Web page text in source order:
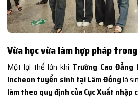
Vừa học vừa làm hợp pháp
Một lợi thế lớn khi Trường Cao
Incheon tuyển sinh tại Lâm Đồnglà
làm theo quy định của Cục Xuất nhập